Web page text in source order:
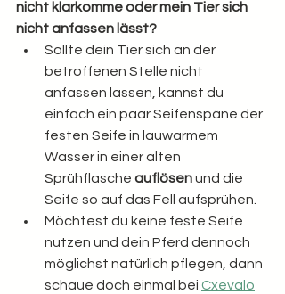
nicht klarkomme oder mein Tier sich
nicht anfassen lässt?
Sollte dein Tier sich an der
betroffenen Stelle nicht
anfassen lassen, kannst du
einfach ein paar Seifenspäne der
festen Seife in lauwarmem
Wasser in einer alten
Sprühflasche auflösen und die
Seife so auf das Fell aufsprühen.
Möchtest du keine feste Seife
nutzen und dein Pferd dennoch
möglichst natürlich pflegen, dann
schaue doch einmal bei Cxevalo